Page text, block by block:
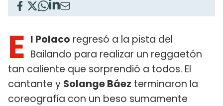
E l Polaco regresó a la pista del
Bailando para realizar un reggaetón
tan caliente que sorprendió a todos. El
cantante y Solange Báez terminaron la
coreografía con un beso sumamente